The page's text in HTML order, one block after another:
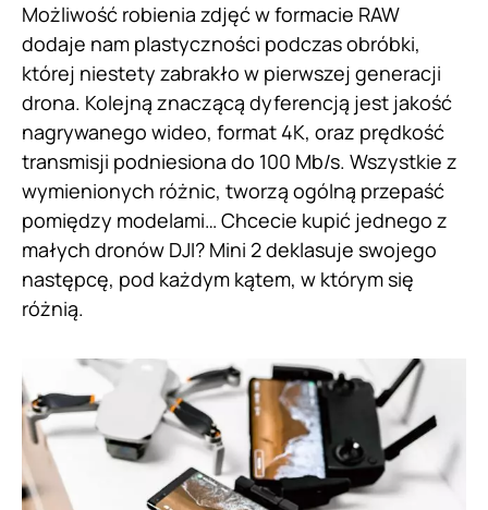
Możliwość robienia zdjęć w formacie RAW
dodaje nam plastyczności podczas obróbki,
której niestety zabrakło w pierwszej generacji
drona. Kolejną znaczącą dyferencją jest jakość
nagrywanego wideo, format 4K, oraz prędkość
transmisji podniesiona do 100 Mb/s. Wszystkie z
wymienionych różnic, tworzą ogólną przepaść
pomiędzy modelami… Chcecie kupić jednego z
małych dronów DJI? Mini 2 deklasuje swojego
następcę, pod każdym kątem, w którym się
różnią.